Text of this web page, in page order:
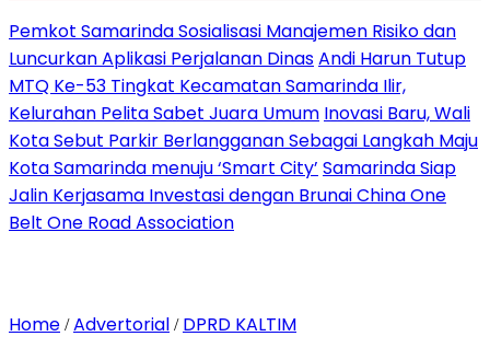
Pemkot Samarinda Sosialisasi Manajemen Risiko dan
Luncurkan Aplikasi Perjalanan DinasAndi Harun Tutup
MTQ Ke-53 Tingkat Kecamatan Samarinda Ilir,
Kelurahan Pelita Sabet Juara Umum Inovasi Baru, Wali
Kota Sebut Parkir Berlangganan Sebagai Langkah Maju
Kota Samarinda menuju ‘Smart City’ Samarinda Siap
Jalin Kerjasama Investasi dengan Brunai China One
Belt One Road Association
Home /Advertorial / DPRD KALTIM